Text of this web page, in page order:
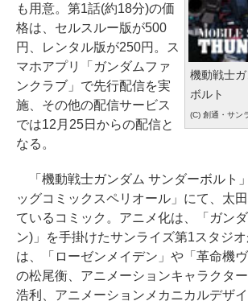
機動戦士
ボルト
(C) 創通・サン
も用意。第1話(約18分)の価
格は、セルスルー版が500
円、レンタル版が250円。ス
マホアプリ「ガンダムファ
ンクラブ」で先行配信を実
施、その他の配信サービス
では12月25日からの配信と
なる。
「機動戦士ガンダム サンダーボルト
ッグコミックスペリオール」にて、太
ているコミック。アニメ化は、「ガン
ン)」を手掛けたサンライズ第1スタジ
は、「ローゼンメイデン」や「革命機ヴ
の松尾衡、アニメーションキャラクタ
浩利、アニメーションメカニカルデザ